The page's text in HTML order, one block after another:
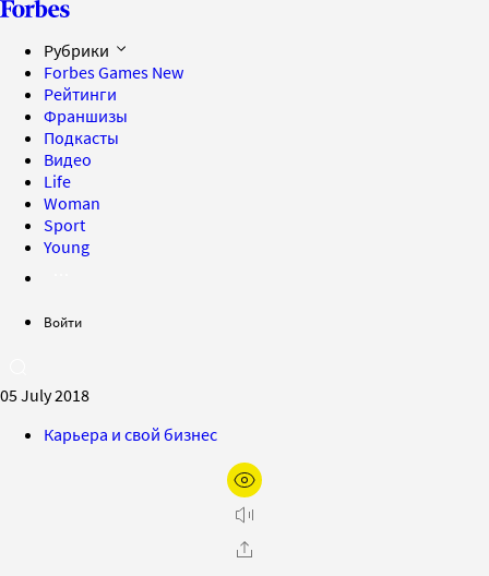
Рубрики
Forbes Games New
Рейтинги
Франшизы
Подкасты
Видео
Life
Woman
Sport
Young
Войти
05 July 2018
Карьера и свой бизнес